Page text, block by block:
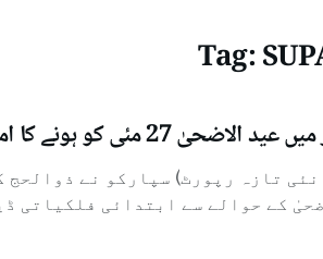
Tag:
الاضحیٰ 27 مئی کو ہونے کا امکان
تازہ رپورٹ) سپارکو نے ذوالحج
کے حوالے سے ابتدائی فلکیاتی